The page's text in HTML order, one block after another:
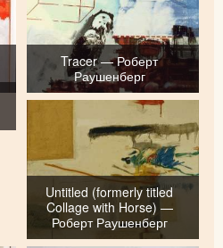
Tracer — Роберт
Раушенберг
Untitled (formerly titled
Collage with Horse) —
Роберт Раушенберг